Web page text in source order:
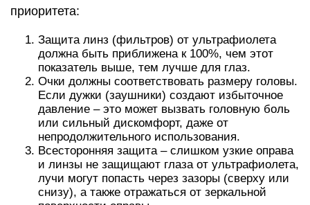
приоритета:
Защита линз (фильтров) от ультрафиолета
должна быть приближена к 100%, чем этот
показатель выше, тем лучше для глаз.
Очки должны соответствовать размеру головы.
Если дужки (заушники) создают избыточное
давление – это может вызвать головную боль
или сильный дискомфорт, даже от
непродолжительного использования.
Всесторонняя защита – слишком узкие оправа
и линзы не защищают глаза от ультрафиолета,
лучи могут попасть через зазоры (сверху или
снизу), а также отражаться от зеркальной